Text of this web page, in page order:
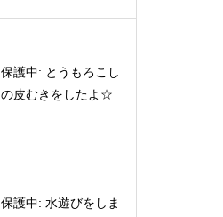
保護中: とうもろこし
の皮むきをしたよ☆
保護中: 水遊びをしま